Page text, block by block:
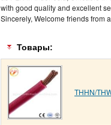
with good quality and excellent
Sincerely, Welcome friends from
Товары:
THHN/